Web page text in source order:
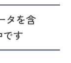
タを含
です